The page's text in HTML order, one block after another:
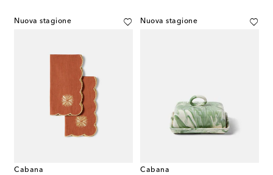
Nuova stagione
Cabana
Nuova stagione
Cabana